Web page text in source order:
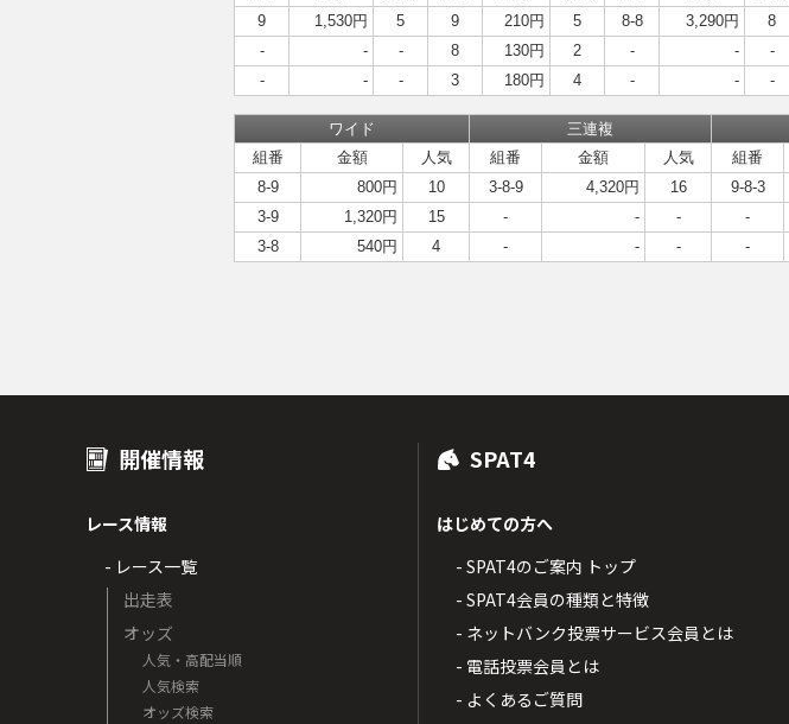
9
1,530円 5 9 210円 5 8-8 3,290円 8
-
- - 8 130円 2 - - -
-
- - 3 180円 4 - - -
ワイド 三連複
組番
金額 人気 組番 金額 人気 組番
8-9
800円 10 3-8-9 4,320円 16 9-8-3
3-9
1,320円 15 - - - -
3-8
540円 4 - - - -
開催情報
レース情報
- レース一覧
出走表
オッズ
人気・高配当順
人気検索
オッズ検索
SPAT4
はじめての方へ
- SPAT4のご案内 トップ
- SPAT4会員の種類と特徴
- ネットバンク投票サービス会員とは
- 電話投票会員とは
- よくあるご質問